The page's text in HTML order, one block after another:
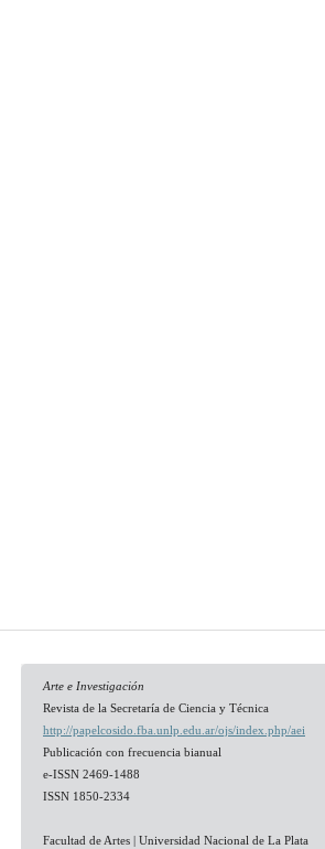
Arte e Investigación
Revista de la Secretaría de Ciencia y Técnica
http://papelcosido.fba.unlp.edu.ar/ojs/index.php/aei
Publicación con frecuencia bianual
e-ISSN 2469-1488
ISSN 1850-2334
Facultad de Artes | Universidad Nacional de La Plata